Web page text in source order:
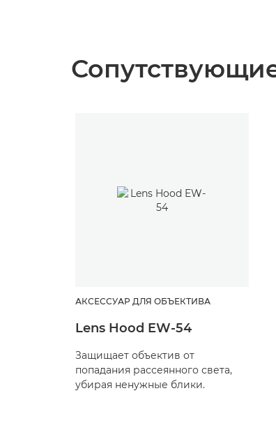
АКСЕССУАР ДЛЯ ОБЪЕКТИВА
Lens Hood EW-54
Защищает объектив от
попадания рассеянного света,
убирая ненужные блики.